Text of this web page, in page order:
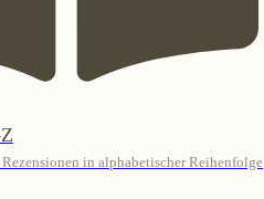
in alphabetischer Reihenfolge